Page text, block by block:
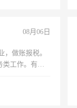
08月06日
，做账报税。
类工作。有会